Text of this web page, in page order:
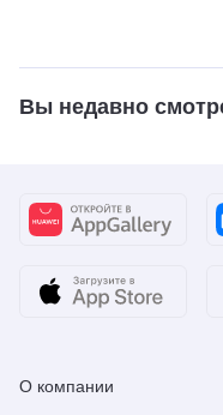
Вы недавно
О компании